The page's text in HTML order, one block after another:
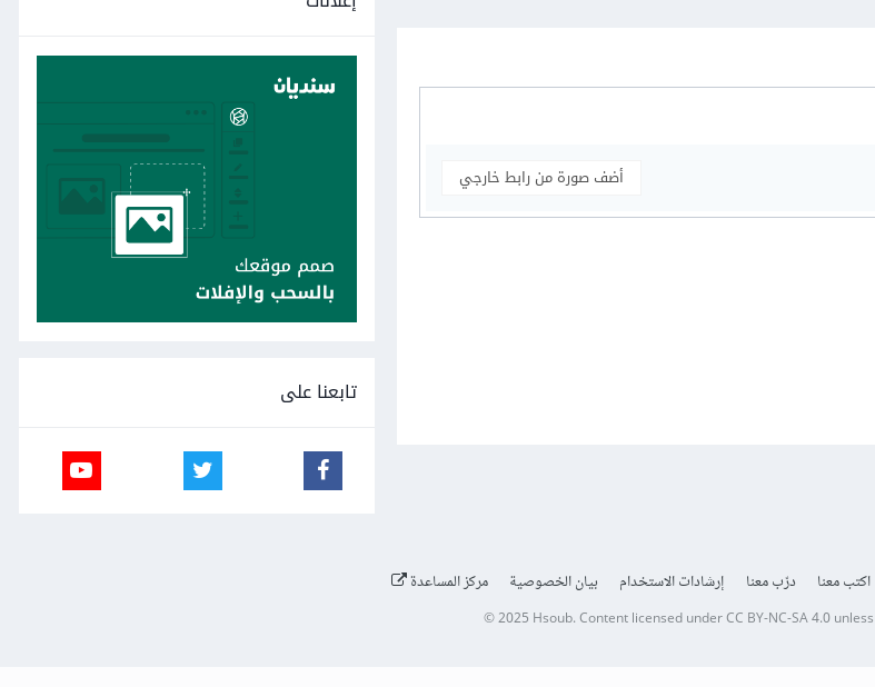
أضف صورة من رابط خارجي
تابعنا على
اكتب معنا درّب معنا إرشادات الاستخدام بيان الخصوصية مركز المساعدة
© 2025 Hsoub.Content licensed underCC BY-NC-SA 4.0